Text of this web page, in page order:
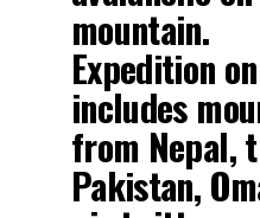
mountain.
Expedition
includes
from Nepal,
Pakistan,